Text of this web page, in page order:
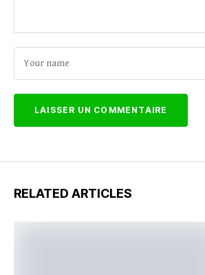
RELATED ARTICLES